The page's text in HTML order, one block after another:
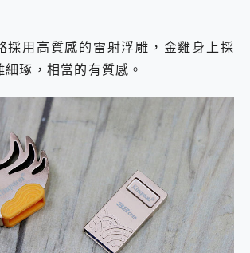
採用高質感的雷射浮雕，金雞身上採
琢，相當的有質感。